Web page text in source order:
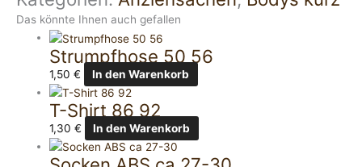
Das könnte Ihnen auch gefallen
Strumpfhose 50 56
1,50€ In den Warenkorb
T-Shirt 86 92
1,30€ In den Warenkorb